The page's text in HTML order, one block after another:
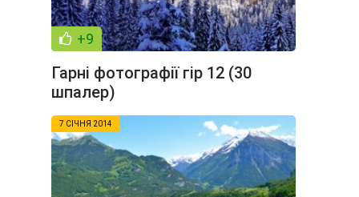
+9
Гарні фотографії гір 12 (30
шпалер)
7 СІЧНЯ 2014